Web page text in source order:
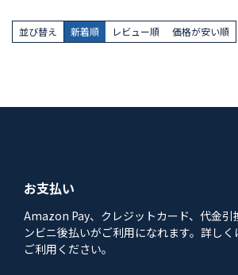
並び替え 新着順 レビュー順 価格が安い順
お支払い
Amazon Pay、クレジットカード、代金引
ンビニ後払いがご利用になれます。詳し
ご利用ください。